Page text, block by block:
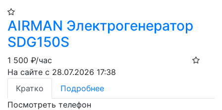
AIRMAN Электрогенератор
SDG150S
1 500 ₽/час
На сайте с 28.07.2026 17:38
Кратко
Подробнее
Посмотреть телефон